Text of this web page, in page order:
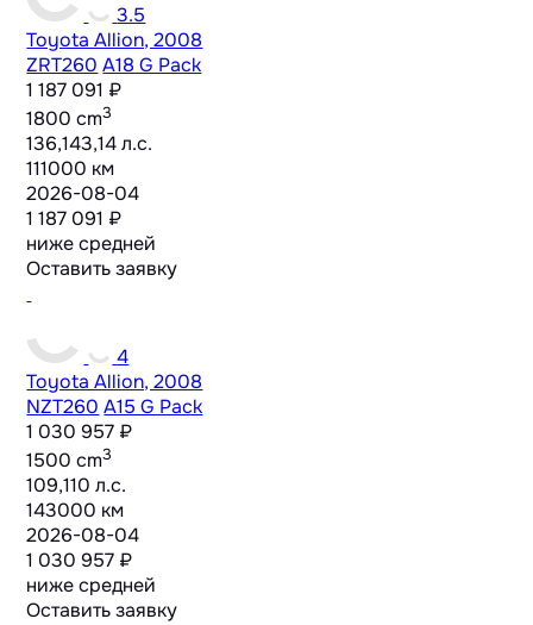
3.5
Toyota Allion, 2008
ZRT260 A18 G Pack
1 187 091 ₽
1800 cm3
136,143,14 л.с.
111000 км
2026-08-04
1 187 091 ₽
ниже средней
Оставить заявку
4
Toyota Allion, 2008
NZT260 A15 G Pack
1 030 957 ₽
1500 cm3
109,110 л.с.
143000 км
2026-08-04
1 030 957 ₽
ниже средней
Оставить заявку